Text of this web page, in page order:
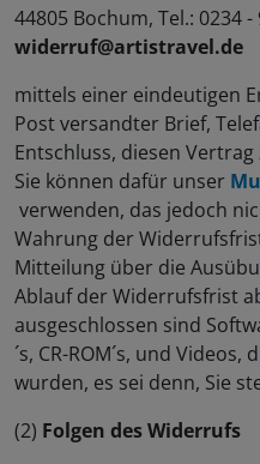
44805 Bochum, Tel.: 0234 -
widerruf@artistravel.de
mittels einer eindeutigen
Post versandter Brief,
Entschluss, diesen
Sie können dafür unser
verwenden, das jedoch
Wahrung der
Mitteilung über die
Ablauf der Widerrufsfrist
ausgeschlossen sind
´s, CR-ROM´s, und
wurden, es sei denn, Sie
(2) Folgen des Widerrufs